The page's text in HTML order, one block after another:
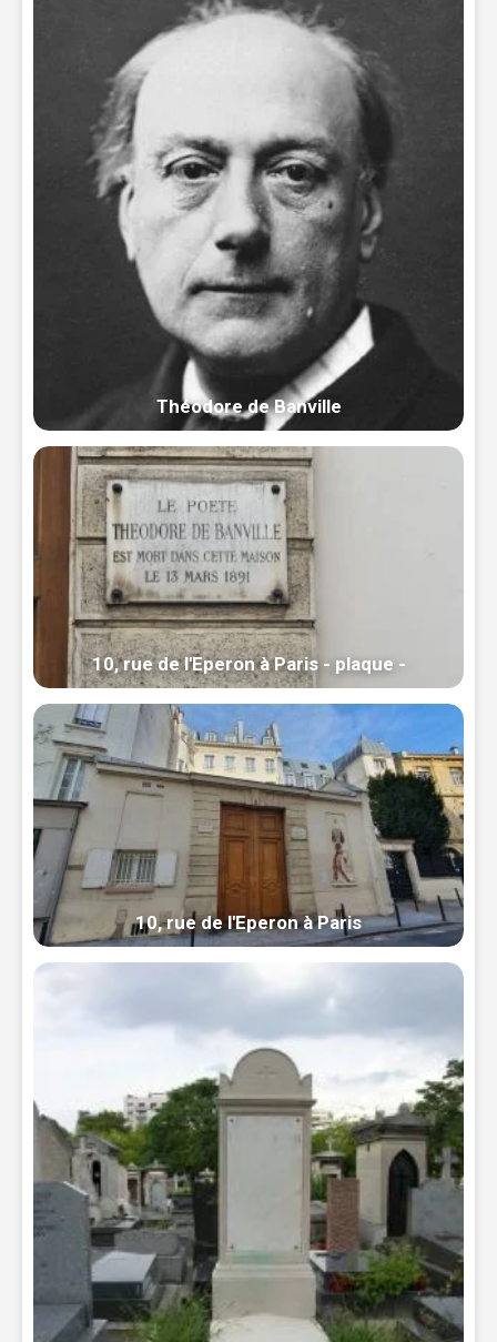
Théodore de Banville
10, rue de l'Eperon à Paris - plaque -
10, rue de l'Eperon à Paris